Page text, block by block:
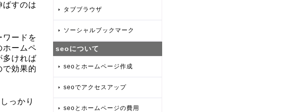
ばすのは
ワードを
ホームペ
多ければ
で効果的
っかり
タブブラウザ
ソーシャルブックマーク
seoについて
seoとホームページ作成
seoでアクセスアップ
seoとホームページの費用